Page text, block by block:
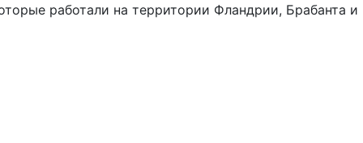
работали на территории Фландрии, Брабанта и